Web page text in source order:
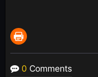
0 Comments